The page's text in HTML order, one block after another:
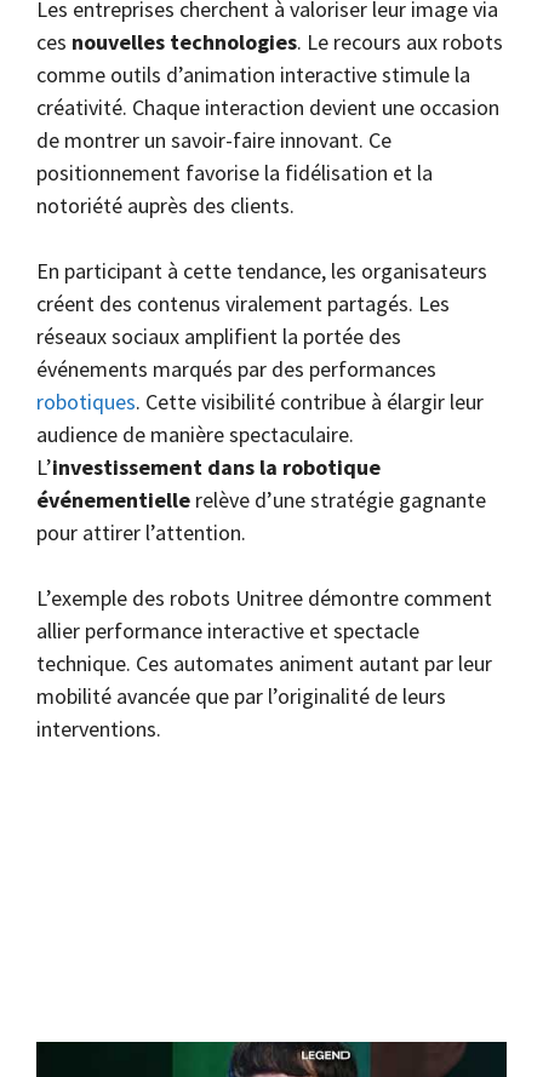
Les entreprises cherchent à valoriser leur image via
ces nouvelles technologies. Le recours aux robots
comme outils d’animation interactive stimule la
créativité. Chaque interaction devient une occasion
de montrer un savoir-faire innovant. Ce
positionnement favorise la fidélisation et la
notoriété auprès des clients.
En participant à cette tendance, les organisateurs
créent des contenus viralement partagés. Les
réseaux sociaux amplifient la portée des
événements marqués par des performances
robotiques. Cette visibilité contribue à élargir leur
audience de manière spectaculaire.
L’investissement dans la robotique
événementielle relève d’une stratégie gagnante
pour attirer l’attention.
L’exemple des robots Unitree démontre comment
allier performance interactive et spectacle
technique. Ces automates animent autant par leur
mobilité avancée que par l’originalité de leurs
interventions.